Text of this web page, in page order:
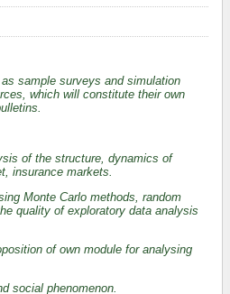
sample surveys and simulation
which will constitute their own
of the structure, dynamics of
insurance markets.
Monte Carlo methods, random
quality of exploratory data analysis
of own module for analysing
social phenomenon.